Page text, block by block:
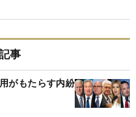
事
がもたらす内紛